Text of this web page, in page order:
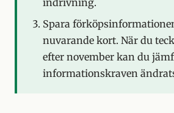
indrivning.
Spara
nuvarande kort. När du
efter november kan du
informationskraven